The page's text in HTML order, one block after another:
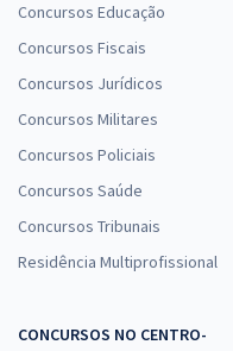
Concursos Educação
Concursos Fiscais
Concursos Jurídicos
Concursos Militares
Concursos Policiais
Concursos Saúde
Concursos Tribunais
Residência Multiprofissional
CONCURSOS NO CENTRO-